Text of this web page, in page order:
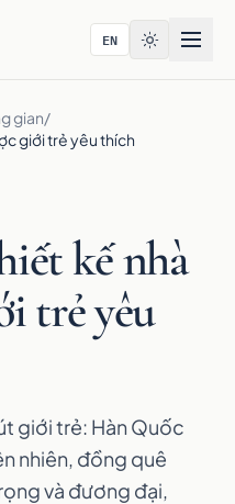
EN
gian/
giới trẻ yêu thích
kế nhà
trẻ yêu
giới trẻ: Hàn Quốc
nhiên, đồng quê
và đương đại,